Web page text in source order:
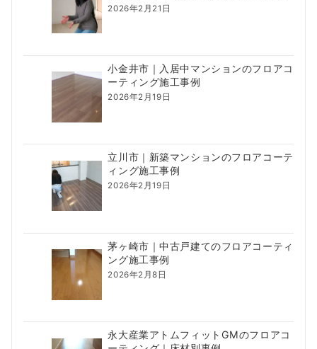
2026年2月21日
小金井市｜入居中マンションのフロアコ
ーティング施工事例
2026年2月19日
立川市｜新築マンションのフロアコーテ
ィング施工事例
2026年2月19日
茅ヶ崎市｜中古戸建てのフロアコーティ
ング施工事例
2026年2月8日
永大産業アトムフィットGMのフロアコ